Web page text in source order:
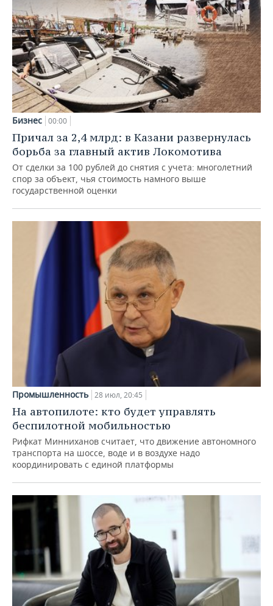
Бизнес 00:00
Причал за 2,4 млрд: в Казани развернулась
борьба за главный актив Локомотива
От сделки за 100 рублей до снятия с учета: многолетний
спор за объект, чья стоимость намного выше
государственной оценки
Промышленность 28 июл, 20:45
На автопилоте: кто будет управлять
беспилотной мобильностью
Рифкат Минниханов считает, что движение автономного
транспорта на шоссе, воде и в воздухе надо
координировать с единой платформы